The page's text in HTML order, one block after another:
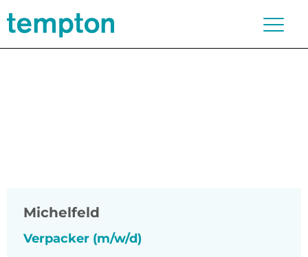
Michelfeld
Verpacker (m/w/d)